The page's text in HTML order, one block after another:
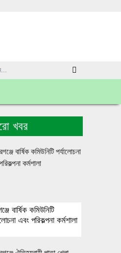
খবর
বার্ষিক কমিউনিটি
এবং পরিকল্পনা কর্মশালা